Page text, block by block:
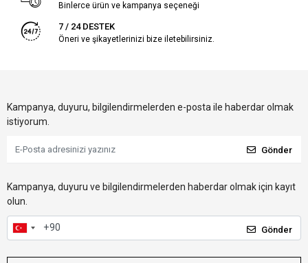
Binlerce ürün ve kampanya seçeneği
7 / 24 DESTEK
Öneri ve şikayetlerinizi bize iletebilirsiniz.
Kampanya, duyuru, bilgilendirmelerden e-posta ile haberdar olmak
istiyorum.
Gönder
Kampanya, duyuru ve bilgilendirmelerden haberdar olmak için kayıt
olun.
Gönder